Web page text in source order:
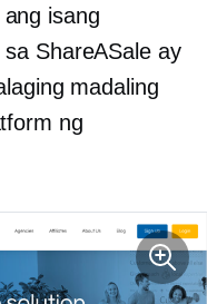
isang
ShareASale ay
madaling
ng